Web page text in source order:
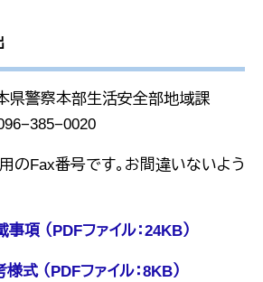
察本部生活安全部地域課
Fax番号です。お間違いないよう
事項 （PDFファイル：24KB）
式 （PDFファイル：8KB）